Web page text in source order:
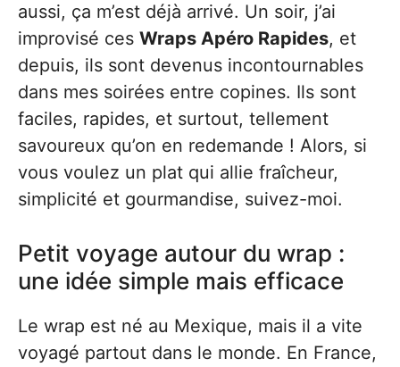
aussi, ça m’est déjà arrivé. Un soir, j’ai
improvisé ces Wraps Apéro Rapides, et
depuis, ils sont devenus incontournables
dans mes soirées entre copines. Ils sont
faciles, rapides, et surtout, tellement
savoureux qu’on en redemande ! Alors, si
vous voulez un plat qui allie fraîcheur,
simplicité et gourmandise, suivez-moi.
Petit voyage autour du wrap :
une idée simple mais efficace
Le wrap est né au Mexique, mais il a vite
voyagé partout dans le monde. En France,